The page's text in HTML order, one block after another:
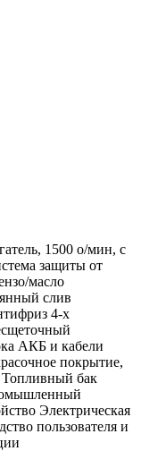
1500 о/мин, с
защиты от
масло
слив
4-х
АКБ и кабели
покрытие,
Топливный бак
Электрическая
пользователя и